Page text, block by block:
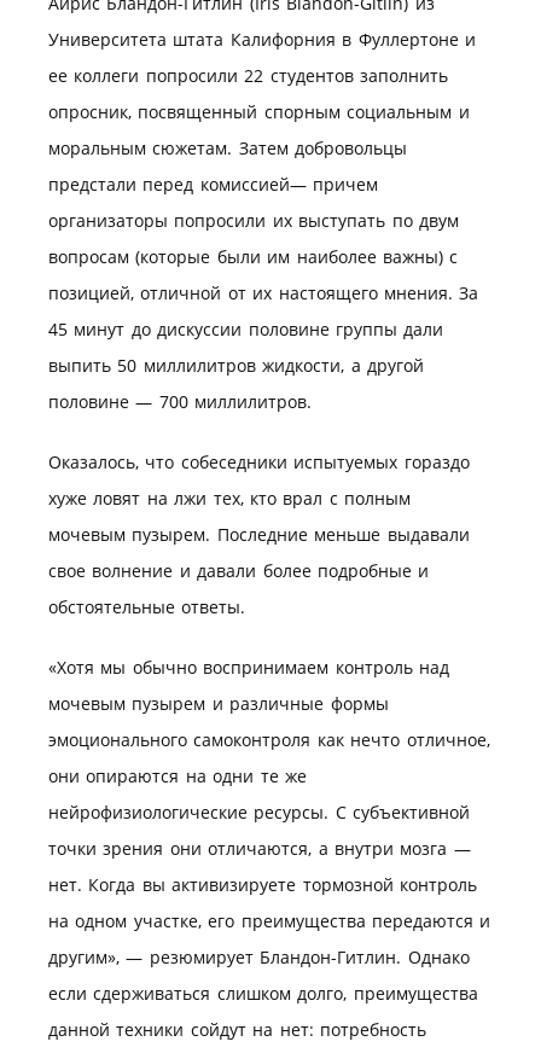
Университета штата Калифорния в Фуллертоне и
ее коллеги попросили 22 студентов заполнить
опросник, посвященный спорным социальным и
моральным сюжетам. Затем добровольцы
предстали перед комиссией— причем
организаторы попросили их выступать по двум
вопросам (которые были им наиболее важны) с
позицией, отличной от их настоящего мнения. За
45 минут до дискуссии половине группы дали
выпить 50 миллилитров жидкости, а другой
половине — 700 миллилитров.
Оказалось, что собеседники испытуемых гораздо
хуже ловят на лжи тех, кто врал с полным
мочевым пузырем. Последние меньше выдавали
свое волнение и давали более подробные и
обстоятельные ответы.
«Хотя мы обычно воспринимаем контроль над
мочевым пузырем и различные формы
эмоционального самоконтроля как нечто отличное,
они опираются на одни те же
нейрофизиологические ресурсы. С субъективной
точки зрения они отличаются, а внутри мозга —
нет. Когда вы активизируете тормозной контроль
на одном участке, его преимущества передаются и
другим», — резюмирует Бландон-Гитлин. Однако
если сдерживаться слишком долго, преимущества
данной техники сойдут на нет: потребность